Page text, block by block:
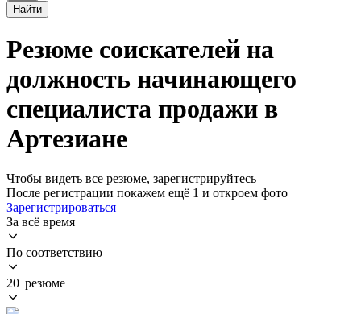
Найти
Резюме соискателей на
должность начинающего
специалиста продажи в
Артезиане
Чтобы видеть все резюме, зарегистрируйтесь
После регистрации покажем ещё 1 и откроем фото
Зарегистрироваться
За всё время
По соответствию
20 резюме